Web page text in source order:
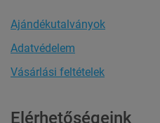
Ajándékutalványok
Adatvédelem
Vásárlási feltételek
Elérhetőségeink